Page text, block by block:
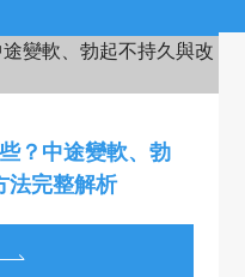
？中途變軟、勃
法完整解析